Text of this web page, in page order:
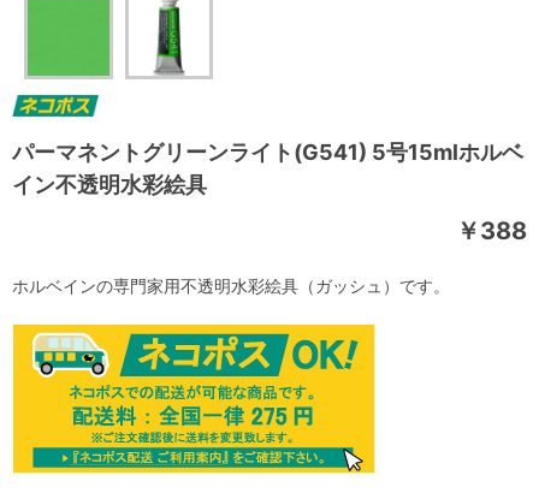
パーマネントグリーンライト(G541) 5号15mlホルベ
イン不透明水彩絵具
￥388
ホルベインの専門家用不透明水彩絵具（ガッシュ）です。